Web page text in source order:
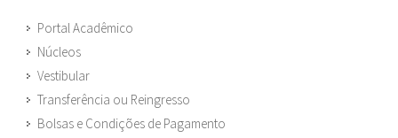
Portal Acadêmico
Núcleos
Vestibular
Transferência ou Reingresso
Bolsas e Condições de Pagamento